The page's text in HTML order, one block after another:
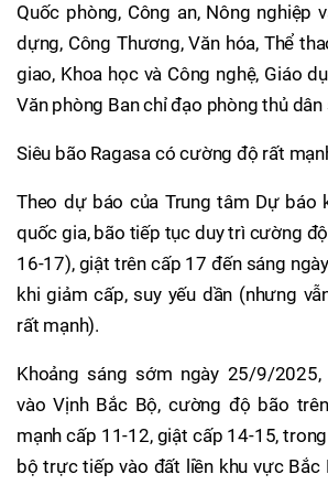
Quốc phòng, Công an, Nông nghiệp
dựng, Công Thương, Văn hóa, Thể
giao, Khoa học và Công nghệ, Giáo
Văn phòng Ban chỉ đạo phòng thủ
Siêu bão Ragasa có cường độ rất
Theo dự báo của Trung tâm Dự báo
quốc gia, bão tiếp tục duy trì cường
16-17), giật trên cấp 17 đến sáng
khi giảm cấp, suy yếu dần (nhưng
rất mạnh).
Khoảng sáng sớm ngày 25/9/
vào Vịnh Bắc Bộ, cường độ bão
mạnh cấp 11-12, giật cấp 14-15,
bộ trực tiếp vào đất liền khu vực Bắc